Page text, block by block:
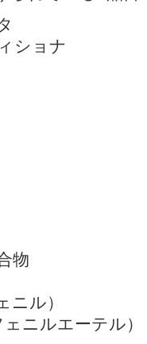
ショナ
物
ル）
ニルエーテル）